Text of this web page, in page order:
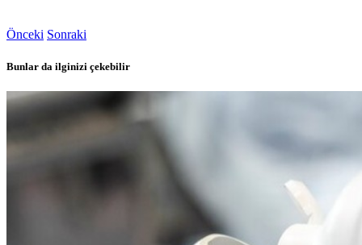
Önceki Sonraki
Bunlar da ilginizi çekebilir